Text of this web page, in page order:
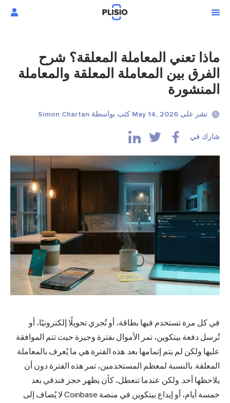
ماذا تعني المعاملة المعلقة؟ شرح
الفرق بين المعاملة المعلقة والمعاملة
المنشورة
نشر على May 14, 2026 كتب بواسطة Simon Chartan
شارك في
في كل مرة تستخدم فيها بطاقة، أو تُجري تحويلًا إلكترونيًا، أو
تُرسل دفعة بيتكوين، تمر الأموال بفترة وجيزة حيث تتم الموافقة
عليها ولكن لم يتم إتمامها بعد. هذه الفترة هي ما يُعرف بالمعاملة
المعلقة. بالنسبة لمعظم المستخدمين، تمر هذه الفترة دون أن
يلاحظها أحد. ولكن عندما تتعطل، كأن يظهر حجز فندقي بعد
خمسة أيام، أو إيداع بيتكوين في منصة Coinbase لا يُضاف إلى